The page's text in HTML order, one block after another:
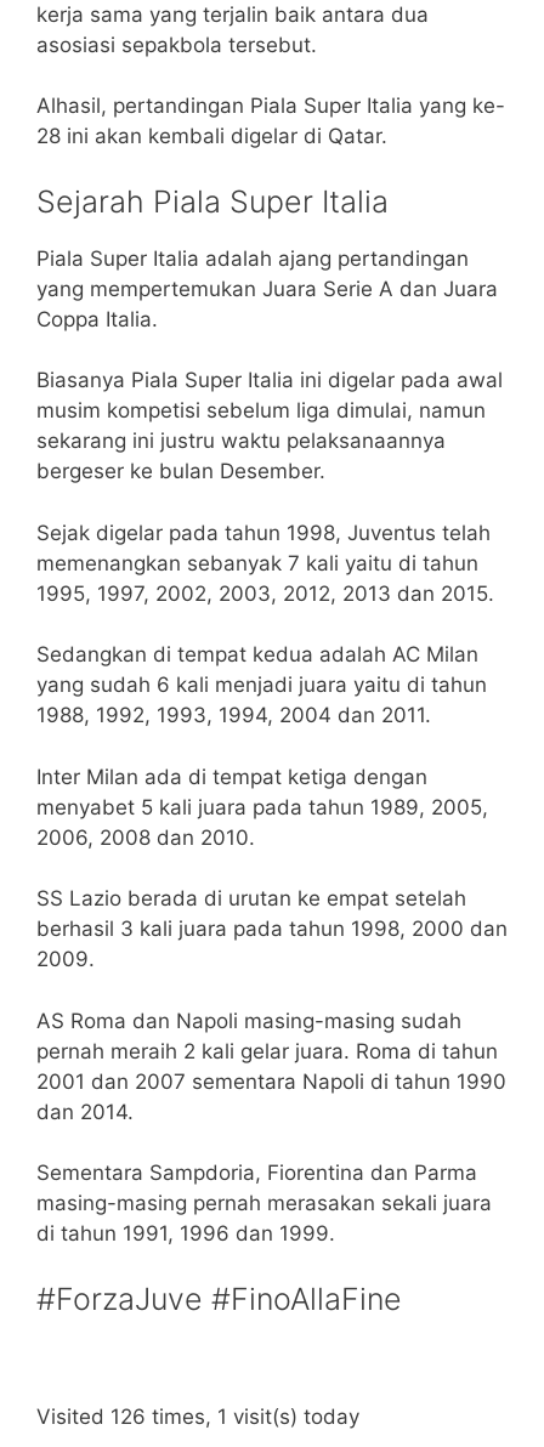
kerja sama yang terjalin baik antara dua
asosiasi sepakbola tersebut.
Alhasil, pertandingan Piala Super Italia yang ke-
28 ini akan kembali digelar di Qatar.
Sejarah Piala Super Italia
Piala Super Italia adalah ajang pertandingan
yang mempertemukan Juara Serie A dan Juara
Coppa Italia.
Biasanya Piala Super Italia ini digelar pada awal
musim kompetisi sebelum liga dimulai, namun
sekarang ini justru waktu pelaksanaannya
bergeser ke bulan Desember.
Sejak digelar pada tahun 1998, Juventus telah
memenangkan sebanyak 7 kali yaitu di tahun
1995, 1997, 2002, 2003, 2012, 2013 dan 2015.
Sedangkan di tempat kedua adalah AC Milan
yang sudah 6 kali menjadi juara yaitu di tahun
1988, 1992, 1993, 1994, 2004 dan 2011.
Inter Milan ada di tempat ketiga dengan
menyabet 5 kali juara pada tahun 1989, 2005,
2006, 2008 dan 2010.
SS Lazio berada di urutan ke empat setelah
berhasil 3 kali juara pada tahun 1998, 2000 dan
2009.
AS Roma dan Napoli masing-masing sudah
pernah meraih 2 kali gelar juara. Roma di tahun
2001 dan 2007 sementara Napoli di tahun 1990
dan 2014.
Sementara Sampdoria, Fiorentina dan Parma
masing-masing pernah merasakan sekali juara
di tahun 1991, 1996 dan 1999.
#ForzaJuve #FinoAllaFine
Visited 126 times, 1 visit(s) today